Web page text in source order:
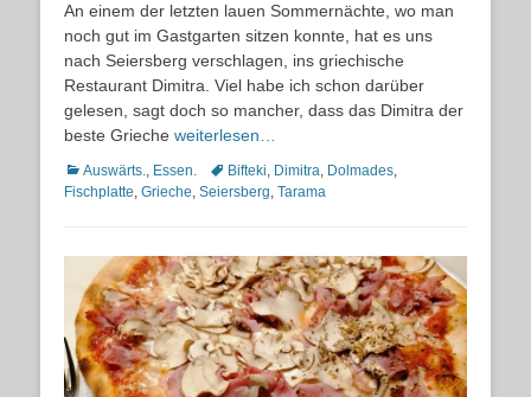
An einem der letzten lauen Sommernächte, wo man
noch gut im Gastgarten sitzen konnte, hat es uns
nach Seiersberg verschlagen, ins griechische
Restaurant Dimitra. Viel habe ich schon darüber
gelesen, sagt doch so mancher, dass das Dimitra der
beste Grieche weiterlesen…
Kategorien
Auswärts., Essen. Schlagworte
Bifteki, Dimitra, Dolmades,
Fischplatte, Grieche, Seiersberg, Tarama